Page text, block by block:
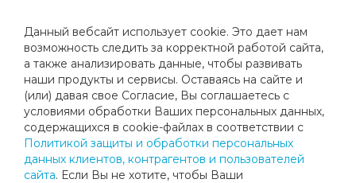
Данный вебсайт использует cookie. Это дает нам
возможность следить за корректной работой сайта,
а также анализировать данные, чтобы развивать
наши продукты и сервисы. Оставаясь на сайте и
(или) давая свое Согласие, Вы соглашаетесь с
условиями обработки Ваших персональных данных,
содержащихся в cookie-файлах в соответствии с
Политикой защиты и обработки персональных
данных клиентов, контрагентов и пользователей
сайта. Если Вы не хотите, чтобы Ваши
ПОЗДРАВЛЯЕМ НОТЫЧА ФИЛИППА
Поздравляем Нотыча Филиппа с его первым финалом на
турнире "Белый Парус в Орловском"! Желаем, чтобы этот
успех имел продолжение на других турнирах!